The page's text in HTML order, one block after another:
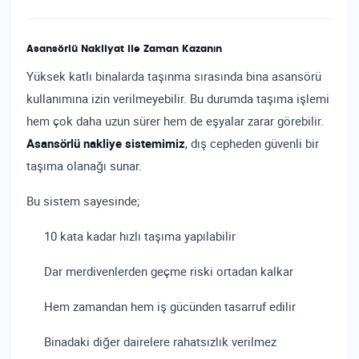
Asansörlü Nakliyat ile Zaman Kazanın
Yüksek katlı binalarda taşınma sırasında bina asansörü
kullanımına izin verilmeyebilir. Bu durumda taşıma işlemi
hem çok daha uzun sürer hem de eşyalar zarar görebilir.
Asansörlü nakliye sistemimiz, dış cepheden güvenli bir
taşıma olanağı sunar.
Bu sistem sayesinde;
10 kata kadar hızlı taşıma yapılabilir
Dar merdivenlerden geçme riski ortadan kalkar
Hem zamandan hem iş gücünden tasarruf edilir
Binadaki diğer dairelere rahatsızlık verilmez